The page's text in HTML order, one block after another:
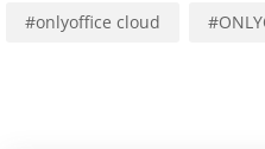
#onlyoffice cloud #